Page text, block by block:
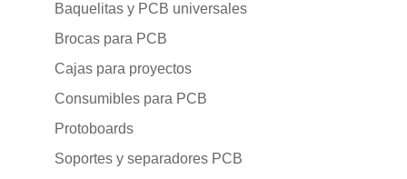
Baquelitas y PCB universales
Brocas para PCB
Cajas para proyectos
Consumibles para PCB
Protoboards
Soportes y separadores PCB